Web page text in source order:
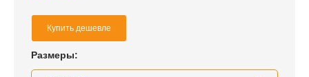
Купить дешевле
Размеры: